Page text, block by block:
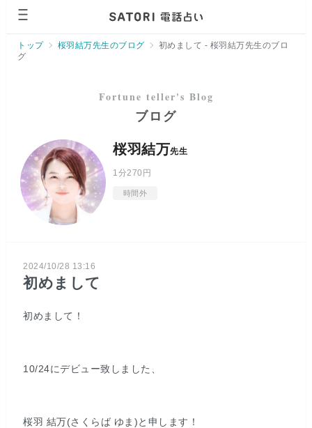
トップ 桜羽結万先生のブログ
初めまして - 桜羽結万先生のブロ
グ
ブログ
桜羽結万先生
1分270円
時間外
2024/10/28 13:16
初めまして
初めまして！
10/24にデビュー致しました、
桜羽 結万(さくらば ゆま)と申します！